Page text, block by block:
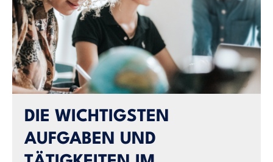
DIE WICHTIGSTEN
AUFGABEN UND